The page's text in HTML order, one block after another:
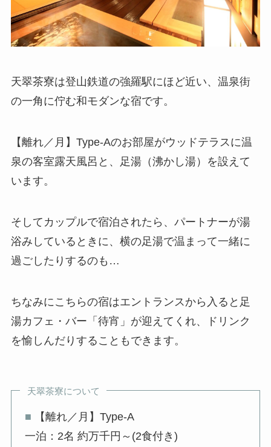
天翠茶寮は登山鉄道の強羅駅にほど近い、温泉街
の一角に佇む和モダンな宿です。
【離れ／月】Type-Aのお部屋がウッドテラスに温
泉の客室露天風呂と、足湯（沸かし湯）を設えて
います。
そしてカップルで宿泊されたら、パートナーが湯
浴みしているときに、横の足湯で温まって一緒に
過ごしたりするのも…
ちなみにこちらの宿はエントランスから入ると足
湯カフェ・バー「待宵」が迎えてくれ、ドリンク
を愉しんだりすることもできます。
天翠茶寮について
■ 【離れ／月】Type-A
一泊：2名 約万千円～(2食付き)